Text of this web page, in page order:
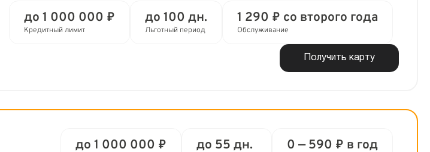
до 1 000 000 ₽
Кредитный лимит
до 100 дн.
Льготный период
1 290 ₽ со второго года
Обслуживание
Получить карту
до 1 000 000 ₽ до 55 дн. 0 — 590 ₽ в год